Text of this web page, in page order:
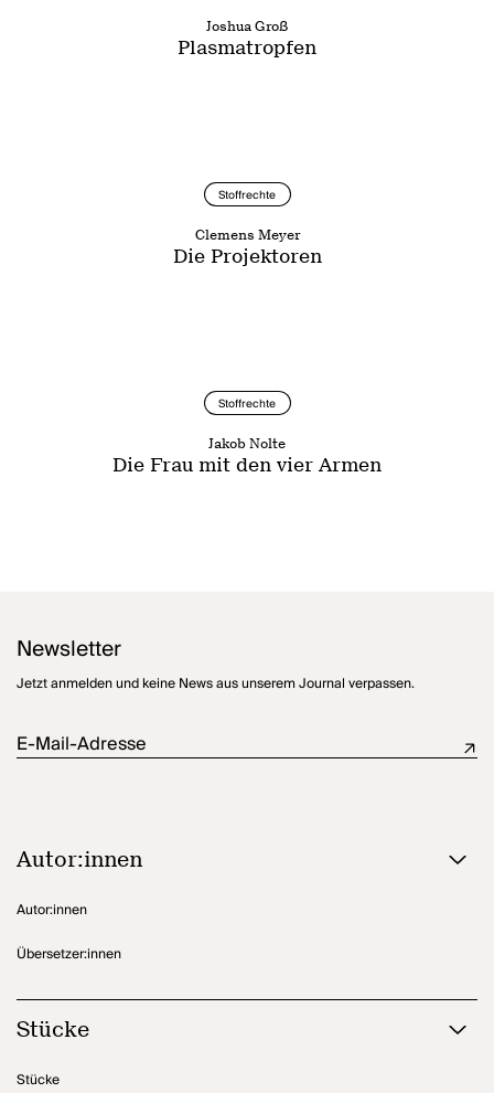
Joshua Groß
Plasmatropfen
Stoffrechte
Clemens Meyer
Die Projektoren
Stoffrechte
Jakob Nolte
Die Frau mit den vier Armen
Newsletter
Jetzt anmelden und keine News aus unserem Journal verpassen.
E-Mail-Adresse
Autor:innen
Autor:innen
Übersetzer:innen
Stücke
Stücke